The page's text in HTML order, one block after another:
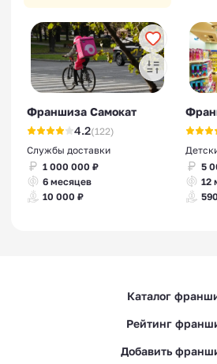
Франшиза Самокат
4.2(122)
Службы доставки
1 000 000 ₽
6 месяцев
10 000 ₽
5
12
Каталог
Рейтинг
Добавить